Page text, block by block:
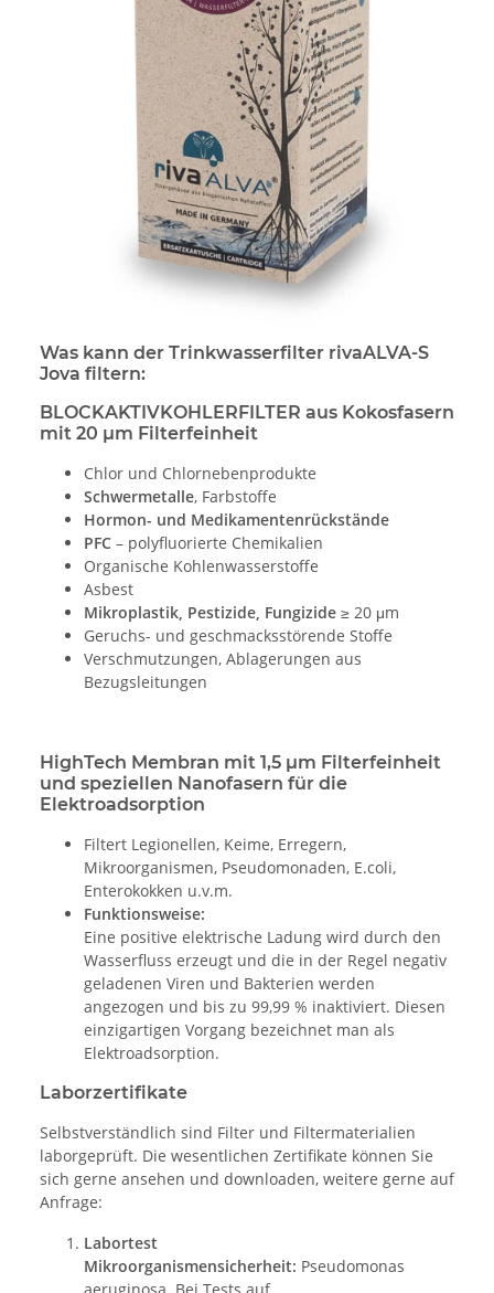
Was kann der Trinkwasserfilter rivaALVA-S
Jova filtern:
BLOCKAKTIVKOHLERFILTER aus Kokosfasern
mit 20 μm Filterfeinheit
Chlor und Chlornebenprodukte
Schwermetalle, Farbstoffe
Hormon- und Medikamentenrückstände
PFC – polyfluorierte Chemikalien
Organische Kohlenwasserstoffe
Asbest
Mikroplastik, Pestizide, Fungizide ≥ 20 μm
Geruchs- und geschmacksstörende Stoffe
Verschmutzungen, Ablagerungen aus
Bezugsleitungen
HighTech Membran mit 1,5 μm Filterfeinheit
und speziellen Nanofasern für die
Elektroadsorption
Filtert Legionellen, Keime, Erregern,
Mikroorganismen, Pseudomonaden, E.coli,
Enterokokken u.v.m.
Funktionsweise:
Eine positive elektrische Ladung wird durch den
Wasserfluss erzeugt und die in der Regel negativ
geladenen Viren und Bakterien werden
angezogen und bis zu 99,99 % inaktiviert. Diesen
einzigartigen Vorgang bezeichnet man als
Elektroadsorption.
Laborzertifikate
Selbstverständlich sind Filter und Filtermaterialien
laborgeprüft. Die wesentlichen Zertifikate können Sie
sich gerne ansehen und downloaden, weitere gerne auf
Anfrage:
Labortest
Mikroorganismensicherheit: Pseudomonas